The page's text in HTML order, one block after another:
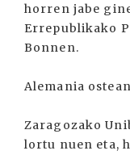
horren jabe
Errepublikako
Bonnen.
Alemania
Zaragozako
lortu nuen eta,